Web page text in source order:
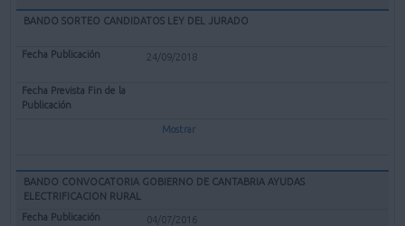
BANDO SORTEO CANDIDATOS LEY DEL JURADO
24/09/2018
Mostrar
BANDO CONVOCATORIA GOBIERNO DE CANTABRIA AYUDAS
ELECTRIFICACION RURAL
04/07/2016